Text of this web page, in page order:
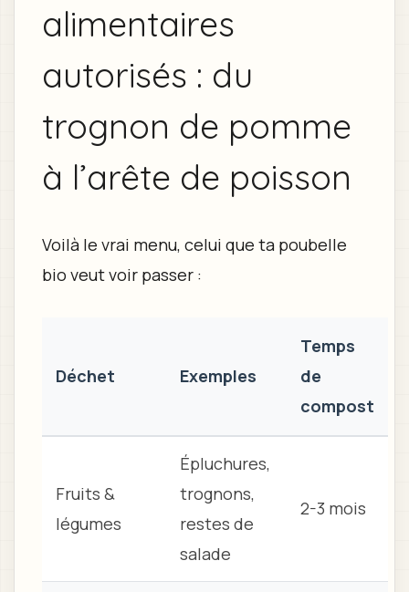
alimentaires
autorisés : du
trognon de pomme
à l’arête de poisson
Voilà le vrai menu, celui que ta poubelle
bio veut voir passer :
Déchet Exemples
Temps
de
compost
Fruits &
légumes
Épluchures,
trognons,
restes de
salade
2-3 mois